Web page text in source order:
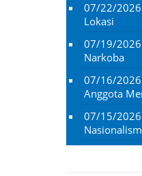
07/22/2026
Lokasi
07/19/2026
Narkoba
07/16/2026
Anggota
07/15/2026